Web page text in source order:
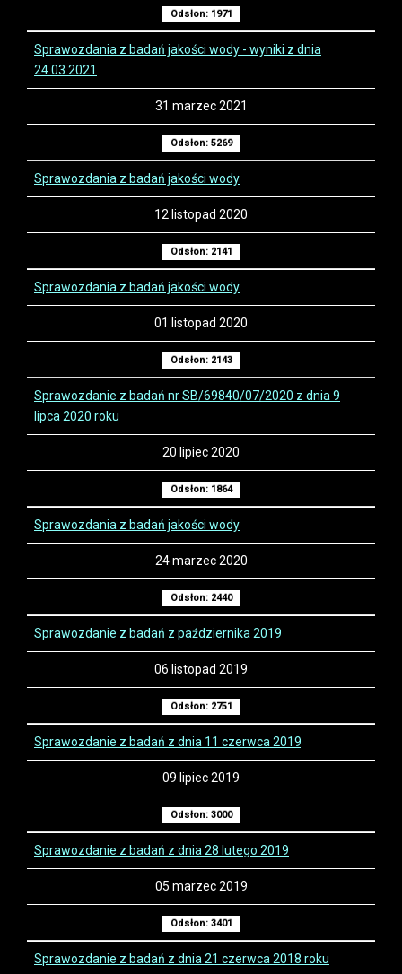
Odsłon: 1971
Sprawozdania z badań jakości wody - wyniki z dnia
24.03.2021
31 marzec 2021
Odsłon: 5269
Sprawozdania z badań jakości wody
12 listopad 2020
Odsłon: 2141
Sprawozdania z badań jakości wody
01 listopad 2020
Odsłon: 2143
Sprawozdanie z badań nr SB/69840/07/2020 z dnia 9
lipca 2020 roku
20 lipiec 2020
Odsłon: 1864
Sprawozdania z badań jakości wody
24 marzec 2020
Odsłon: 2440
Sprawozdanie z badań z października 2019
06 listopad 2019
Odsłon: 2751
Sprawozdanie z badań z dnia 11 czerwca 2019
09 lipiec 2019
Odsłon: 3000
Sprawozdanie z badań z dnia 28 lutego 2019
05 marzec 2019
Odsłon: 3401
Sprawozdanie z badań z dnia 21 czerwca 2018 roku